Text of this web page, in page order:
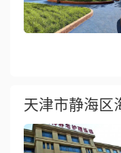
天津市静海区